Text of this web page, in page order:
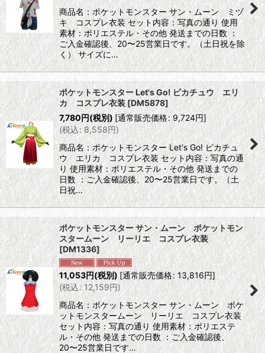
商品名：ポケットモンスター サン・ムーン ミヅ
キ コスプレ衣装 セット内容：写真の通り 使用
素材：ポリエステル・その他 発送までの日数 ：
ご入金確認後、20〜25営業日です。（土日祝を除
く） サイズに…
ポケットモンスター Let's Go! ピカチュウ エリ
カ コスプレ衣装[DM5878]
7,780円(税別) [通常販売価格: 9,724円]
(税込: 8,558円)
商品名：ポケットモンスター Let's Go! ピカチュ
ウ エリカ コスプレ衣装 セット内容：写真の通
り 使用素材：ポリエステル・その他 発送までの
日数 ：ご入金確認後、20〜25営業日です。（土
日祝…
ポケットモンスター サン・ムーン ポケットモン
スタームーン リーリエ コスプレ衣装
[DM1336]
11,053円(税別) [通常販売価格: 13,816円]
(税込: 12,159円)
商品名：ポケットモンスター サン・ムーン ポケ
ットモンスタームーン リーリエ コスプレ衣装
セット内容：写真の通り 使用素材：ポリエステ
ル・その他 発送までの日数 ：ご入金確認後、
20〜25営業日です…